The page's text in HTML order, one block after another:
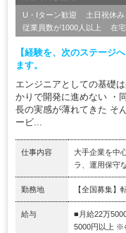
U・Iターン歓迎 土日祝休み
従業員数が1000人以上
在
【経験を、次のステー
ます。
エンジニアとしての基礎
かりで開発に進めない ・
長の実感が薄れてきた そ
ービ...
仕事内容
大手企業を中
ラ、運用保守
勤務地 【全国募集】
給与
■月給22万
5000円以上 ※